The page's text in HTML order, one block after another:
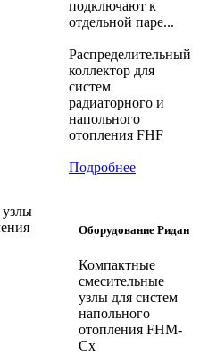
подключают к
отдельной паре...
Распределительный
коллектор для
систем
радиаторного и
напольного
отопления FHF
Подробнее
Оборудование Ридан
Компактные
смесительные
узлы для систем
напольного
отопления FHM-
Cx